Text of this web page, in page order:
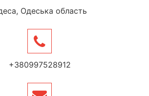
Одеська область
+380997528912